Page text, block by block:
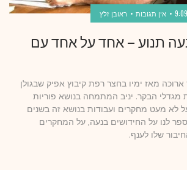
9:09 אין תגובות ראובן זלץ
תנוע – אחד על אחד עם
ארוכה מאז ימיו בחצר רפת קיבוץ אפיק שבגולן
הבקר. יניב המתמחה בנושא פוריות
לא מעט מחקרים ועבודות בנושא זה בשנים
לנו על החידושים בנעה, על המחקרים
שלו לענף.